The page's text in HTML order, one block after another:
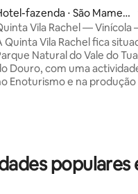
fazenda ⋅ São Mamed
de RibatuaVila Rachel — Vinícola
Quinta Vila Rachel fica
Natural do Vale do
Douro, com uma
Enoturismo e na
tem actividades de
onde podem ser